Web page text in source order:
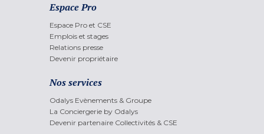
Espace Pro
Espace Pro et CSE
Emplois et stages
Relations presse
Devenir propriétaire
Nos services
Odalys Evènements & Groupe
La Conciergerie by Odalys
Devenir partenaire Collectivités & CSE